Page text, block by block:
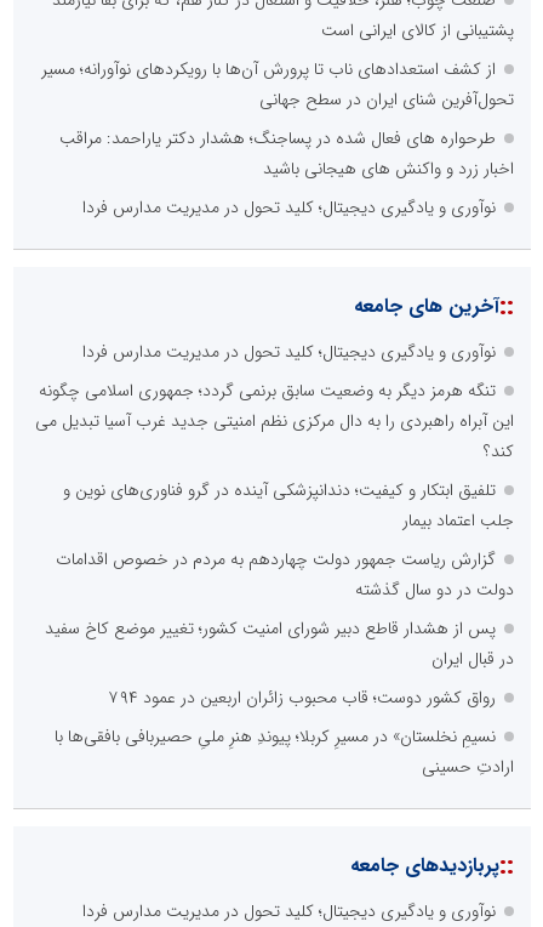
پشتیبانی از کالای ایرانی است
از کشف استعدادهای ناب تا پرورش آن‌ها با رویکردهای نوآورانه؛ مسیر
تحول‌آفرین شنای ایران در سطح جهانی
طرحواره های فعال شده در پساجنگ؛ هشدار دکتر یاراحمد: مراقب
اخبار زرد و واکنش های هیجانی باشید
نوآوری و یادگیری دیجیتال؛ کلید تحول در مدیریت مدارس فردا
::آخرین های جامعه
نوآوری و یادگیری دیجیتال؛ کلید تحول در مدیریت مدارس فردا
تنگه هرمز دیگر به وضعیت سابق برنمی گردد؛ جمهوری اسلامی چگونه
این آبراه راهبردی را به دال مرکزی نظم امنیتی جدید غرب آسیا تبدیل می
کند؟
تلفیق ابتکار و کیفیت؛ دندانپزشکی آینده در گرو فناوری‌های نوین و
جلب اعتماد بیمار
گزارش ریاست جمهور دولت چهاردهم به مردم در خصوص اقدامات
دولت در دو سال گذشته
پس از هشدار قاطع دبیر شورای امنیت کشور؛ تغییر موضع کاخ سفید
در قبال ایران
رواق کشور دوست؛ قاب محبوب زائران اربعین در عمود ۷۹۴
نسیمِ نخلستان» در مسیرِ کربلا؛ پیوندِ هنرِ ملیِ حصیربافی بافقی‌ها با
ارادتِ حسینی
::پربازدیدهای جامعه
نوآوری و یادگیری دیجیتال؛ کلید تحول در مدیریت مدارس فردا